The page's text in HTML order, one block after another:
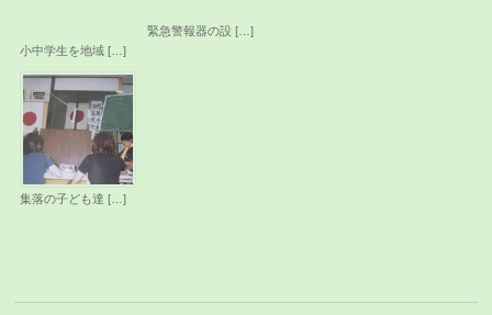
動
小中学生を地域 […]
緊急警報器の設 […]
集落の子ども達 […]